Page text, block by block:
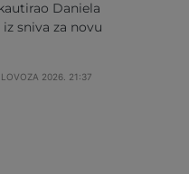
Daniela
sniva za novu
2026. 21:37